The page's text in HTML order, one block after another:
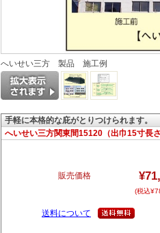
へいせい三方 製品 施工例
手軽に本格的な庇がとりつけられます。
へいせい三方関東間15120（出巾15寸長
販売価格
(税込
送料について